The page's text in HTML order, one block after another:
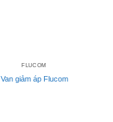
FLUCOM
Van giảm áp Flucom